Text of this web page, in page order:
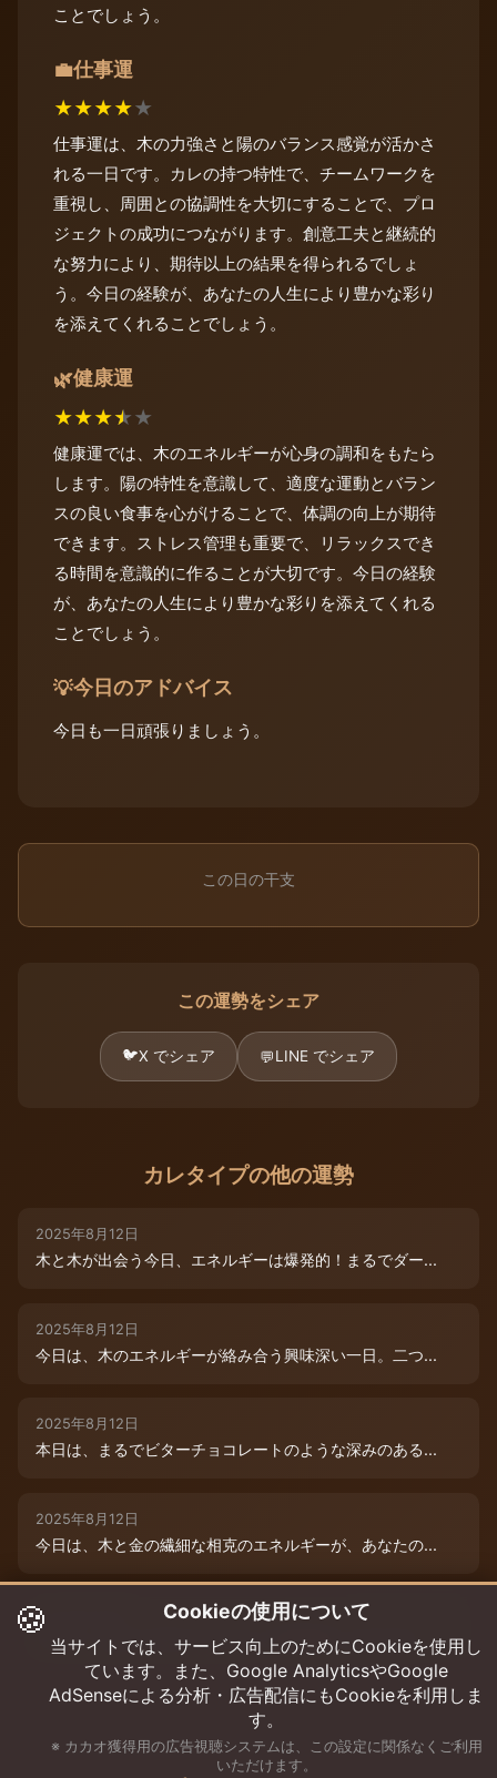
ことでしょう。
💼仕事運
★★★★★
仕事運は、木の力強さと陽のバランス感覚が活かさ
れる一日です。カレの持つ特性で、チームワークを
重視し、周囲との協調性を大切にすることで、プロ
ジェクトの成功につながります。創意工夫と継続的
な努力により、期待以上の結果を得られるでしょ
う。今日の経験が、あなたの人生により豊かな彩り
を添えてくれることでしょう。
🌿健康運
★★★★★
健康運では、木のエネルギーが心身の調和をもたら
します。陽の特性を意識して、適度な運動とバラン
スの良い食事を心がけることで、体調の向上が期待
できます。ストレス管理も重要で、リラックスでき
る時間を意識的に作ることが大切です。今日の経験
が、あなたの人生により豊かな彩りを添えてくれる
ことでしょう。
💡今日のアドバイス
今日も一日頑張りましょう。
この日の干支
この運勢をシェア
🐦X でシェア 💬LINE でシェア
カレタイプの他の運勢
2025年8月12日
木と木が出会う今日、エネルギーは爆発的！まるでダー...
2025年8月12日
今日は、木のエネルギーが絡み合う興味深い一日。二つ...
2025年8月12日
本日は、まるでビターチョコレートのような深みのある...
2025年8月12日
今日は、木と金の繊細な相克のエネルギーが、あなたの...
2025年8月9日
今日は、あなたの木のエネルギーが最高潮！まるでダー...
🍪 Cookieの使用について
当サイトでは、サービス向上のためにCookieを使用し
ています。また、Google AnalyticsやGoogle
AdSenseによる分析・広告配信にもCookieを利用しま
す。
※ カカオ獲得用の広告視聴システムは、この設定に関係なくご利用
いただけます。